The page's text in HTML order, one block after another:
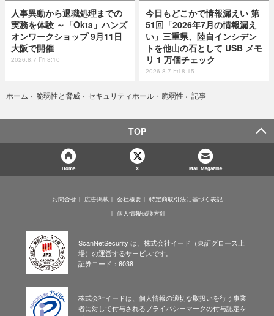
人事異動から退職処理までの
実務を体験 ～「Okta」ハンズ
オンワークショップ 9月11日
大阪で開催
2026.8.7 Fri 8:10
今日もどこかで情報漏えい 第
51回「2026年7月の情報漏え
い」三重県、陸自インシデン
トを他山の石として USB メモ
リ 1 万個チェック
2026.8.7 Fri 8:15
ホーム › 脆弱性と脅威 › セキュリティホール・脆弱性 › 記事
TOP
Home X Mail Magazine
お問合せ 広告掲載 会社概要
特定商取引法に基づく表記
個人情報保護方針
ScanNetSecurity は、株式会社イード（東証グロース上
場）の運営するサービスです。
証券コード：6038
株式会社イードは、個人情報の適切な取扱いを行う事業
者に対して付与されるプライバシーマークの付与認定を